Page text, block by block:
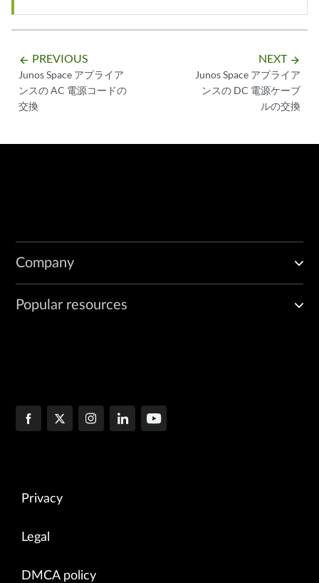
arrow_backward PREVIOUS
Junos Space アプライア
ンスの AC 電源コードの
交換
NEXT arrow_forward
Junos Space アプライア
ンスの DC 電源ケーブ
ルの交換
Company
Popular resources
Privacy
Legal
DMCA policy